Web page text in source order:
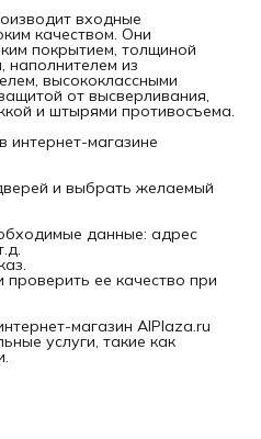
входные
качеством. Они
покрытием, толщиной
наполнителем из
высококлассными
от высверливания,
и штырями противосъема.
интернет-магазине
и выбрать желаемый
данные: адрес
ее качество при
магазин AlPlaza.ru
услуги, такие как